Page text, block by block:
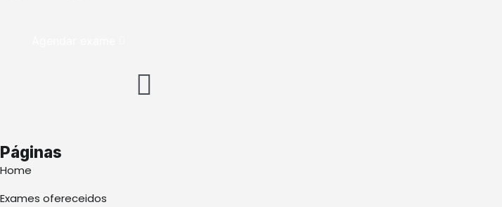
Páginas
Home
Exames ofereceidos